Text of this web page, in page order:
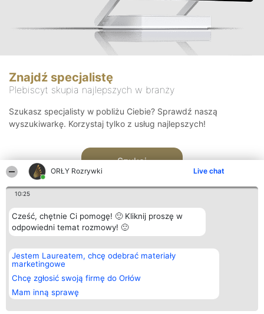
ORŁY Rozrywki Live chat
10:25
Cześć, chętnie Ci pomogę! 🙂 Kliknij proszę w
odpowiedni temat rozmowy! 🙂
Jestem Laureatem, chcę odebrać materiały
marketingowe
Chcę zgłosić swoją firmę do Orłów
Mam inną sprawę
Znajdź specjalistę
Plebiscyt skupia najlepszych w branży
Szukasz specjalisty w pobliżu Ciebie? Sprawdź naszą
wyszukiwarkę. Korzystaj tylko z usług najlepszych!
Szukaj
Organizator plebiscytu
Bright Side Solutions sp. z o.
o. sp. k.
ul. Ruska 22
Wrocław 50-079
KRS 0000749100 | Regon
381313360 | NIP 8943132676
Plebiscyt
Laureaci
wszystkich
Laureatów
Regulamin
Kontakt
Kontakt